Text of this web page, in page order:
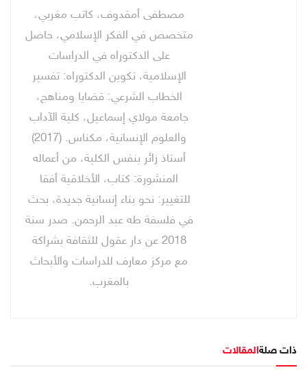
مصطفى أمقدوف، كاتب مغربي،
متخصص في الفكر الإسلامي، حاصل
على الدكتوراه في الدراسات
الإسلامية، تكوين الدكتوراه: تفسير
الخطاب الشرعي: قضايا ومناهج،
جامعة مولاي إسماعيل، كلية الآداب
والعلوم الإنسانية، مكناس. (2017)
أستاذ زائر بنفس الكلية، من أعماله
المنشورة: كتاب، الأخلاقية أفقا
للتغيير: نحو بناء إنسانية جديدة، بحث
في فلسفة طه عبد الرحمن. صدر سنة
2018 عن دار عقول للثقافة بشراكة
مع مركز معارف للدراسات والأبحاث
بالمغرب.
ذات صلةالمقالات